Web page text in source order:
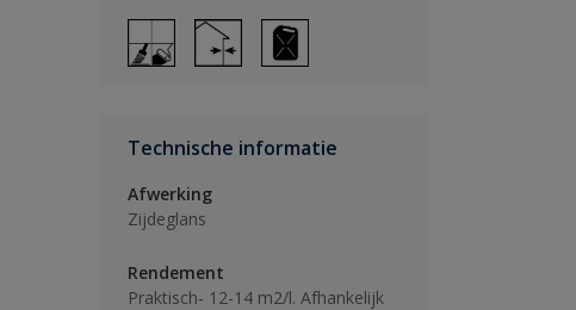
Technische informatie
Afwerking
Zijdeglans
Rendement
Praktisch- 12-14 m2/l. Afhankelijk